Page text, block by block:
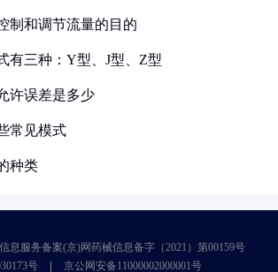
制和调节流量的目的
有三种：Y型、J型、Z型
许误差是多少
常见模式
种类
息服务备案(京)网药械信息备字（2021）第00159号
号
京公网安备11000002000001号